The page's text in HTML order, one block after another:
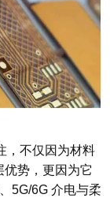
，不仅因为材料
势，更因为它
5G/6G 介电与柔